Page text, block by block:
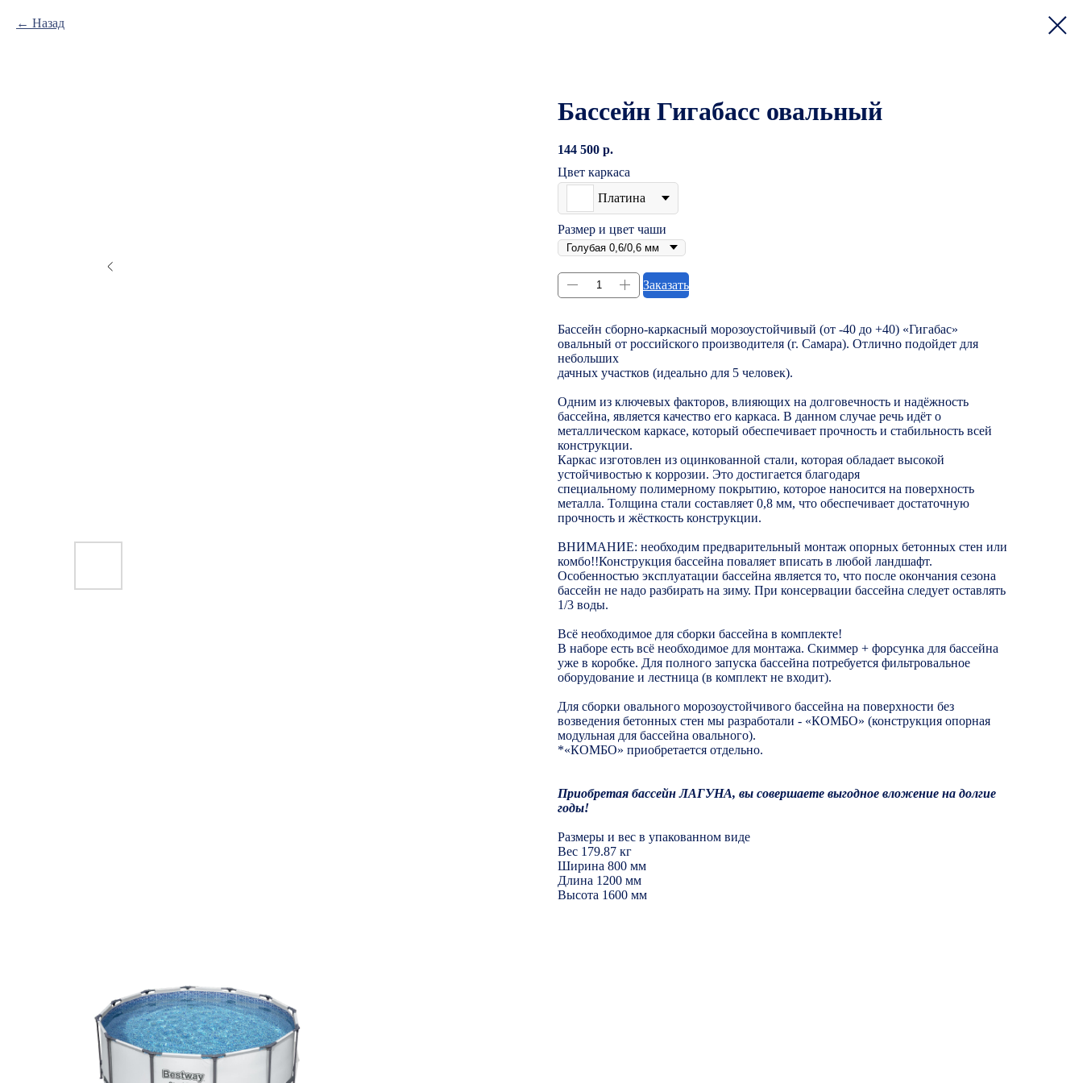
Назад
Бассейн Гигабасс овальный
144 500 р.
Цвет каркаса
Платина
Размер и цвет чаши
Заказать
Бассейн сборно-каркасный морозоустойчивый (от -40 до +40) «Гигабас»
овальный от российского производителя (г. Самара). Отлично подойдет для
небольших
дачных участков (идеально для 5 человек).
Одним из ключевых факторов, влияющих на долговечность и надёжность
бассейна, является качество его каркаса. В данном случае речь идёт о
металлическом каркасе, который обеспечивает прочность и стабильность всей
конструкции.
Каркас изготовлен из оцинкованной стали, которая обладает высокой
устойчивостью к коррозии. Это достигается благодаря
специальному полимерному покрытию, которое наносится на поверхность
металла. Толщина стали составляет 0,8 мм, что обеспечивает достаточную
прочность и жёсткость конструкции.
ВНИМАНИЕ: необходим предварительный монтаж опорных бетонных стен или
комбо!!Конструкция бассейна поваляет вписать в любой ландшафт.
Особенностью эксплуатации бассейна является то, что после окончания сезона
бассейн не надо разбирать на зиму. При консервации бассейна следует оставлять
1/3 воды.
Всё необходимое для сборки бассейна в комплекте!
В наборе есть всё необходимое для монтажа. Скиммер + форсунка для бассейна
уже в коробке. Для полного запуска бассейна потребуется фильтровальное
оборудование и лестница (в комплект не входит).
Для сборки овального морозоустойчивого бассейна на поверхности без
возведения бетонных стен мы разработали - «КОМБО» (конструкция опорная
модульная для бассейна овального).
*«КОМБО» приобретается отдельно.
Приобретая бассейн ЛАГУНА, вы совершаете выгодное вложение на долгие
годы!
Размеры и вес в упакованном виде
Вес 179.87 кг
Ширина 800 мм
Длина 1200 мм
Высота 1600 мм